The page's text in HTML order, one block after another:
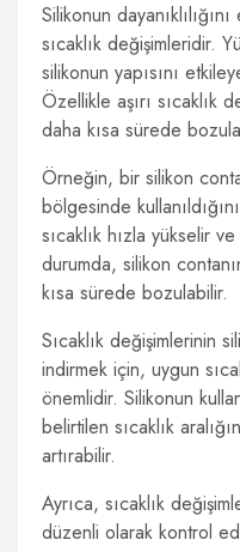
Silikonun
sıcaklık değişimleridir.
silikonun yapısını
Özellikle aşırı sıcaklık
daha kısa sürede
Örneğin, bir silikon
bölgesinde
sıcaklık hızla yükselir
durumda, silikon
kısa sürede bozulabilir.
Sıcaklık değişimlerinin
indirmek için, uygun
önemlidir. Silikonun
belirtilen sıcaklık
artırabilir.
Ayrıca, sıcaklık
düzenli olarak kontrol